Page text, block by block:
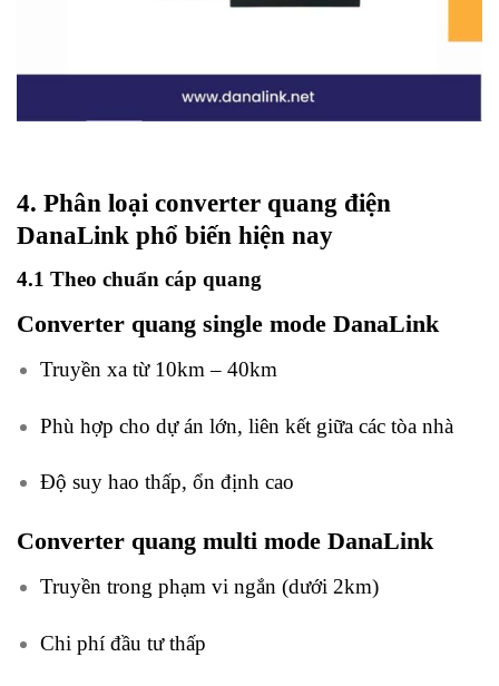
4. Phân loại converter quang điện
DanaLink phổ biến hiện nay
4.1 Theo chuẩn cáp quang
Converter quang single mode DanaLink
Truyền xa từ 10km – 40km
Phù hợp cho dự án lớn, liên kết giữa các tòa nhà
Độ suy hao thấp, ổn định cao
Converter quang multi mode DanaLink
Truyền trong phạm vi ngắn (dưới 2km)
Chi phí đầu tư thấp